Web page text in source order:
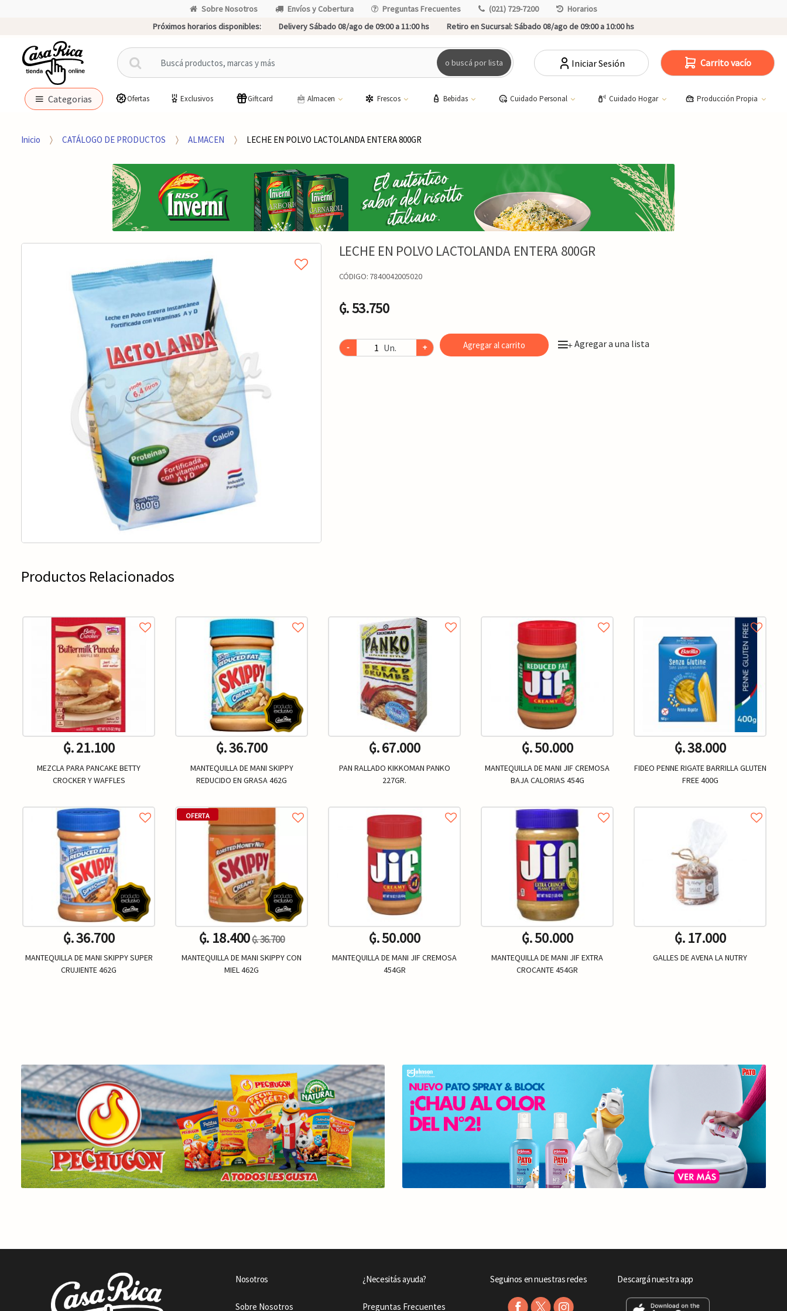
Sobre Nosotros Envíos y Cobertura Preguntas Frecuentes (021) 729-7200
Horarios
Próximos horarios disponibles:
Delivery Sábado 08/ago de 09:00 a 11:00 hs Retiro en Sucursal:Sábado 08/ago de 09:00 a 10:00 hs
B
u
c
p
r
:
o buscá por lista Iniciar Sesión Carrito vacío
Categorias Ofertas Exclusivos Giftcard Almacen Frescos Bebidas Cuidado Personal Cuidado Hogar Producción Propia
Inicio CATÁLOGO DE PRODUCTOS ALMACEN LECHE EN POLVO LACTOLANDA ENTERA 800GR
LECHE EN POLVO LACTOLANDA ENTERA 800GR
CÓDIGO: 7840042005020
₲. 53.750
- Un. + Agregar al carrito +Agregar a una lista
Productos Relacionados
₲. 21.100
MEZCLA PARA PANCAKE BETTY
CROCKER Y WAFFLES
₲. 36.700
MANTEQUILLA DE MANI SKIPPY SUPER
CRUJIENTE 462G
₲. 36.700
MANTEQUILLA DE MANI SKIPPY
REDUCIDO EN GRASA 462G
OFERTA
₲. 18.400₲. 36.700
MANTEQUILLA DE MANI SKIPPY CON
MIEL 462G
₲. 67.000
PAN RALLADO KIKKOMAN PANKO
227GR.
₲. 50.000
MANTEQUILLA DE MANI JIF CREMOSA
454GR
₲. 50.000
MANTEQUILLA DE MANI JIF CREMOSA
BAJA CALORIAS 454G
₲. 50.000
MANTEQUILLA DE MANI JIF EXTRA
CROCANTE 454GR
₲. 38.000
FIDEO PENNE RIGATE BARRILLA GLUTEN
FREE 400G
₲. 17.000
GALLES DE AVENA LA NUTRY
Nosotros
Sobre Nosotros
¿Necesitás ayuda?
Preguntas Frecuentes
Seguinos en nuestras redes Descargá nuestra app